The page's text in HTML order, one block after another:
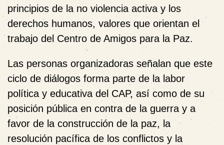
principios de la no violencia activa y los
derechos humanos, valores que orientan el
trabajo del Centro de Amigos para la Paz.
Las personas organizadoras señalan que este
ciclo de diálogos forma parte de la labor
política y educativa del CAP, así como de su
posición pública en contra de la guerra y a
favor de la construcción de la paz, la
resolución pacífica de los conflictos y la